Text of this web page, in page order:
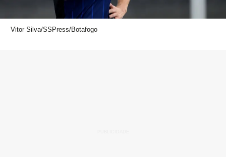
Vitor Silva/SSPress/Botafogo